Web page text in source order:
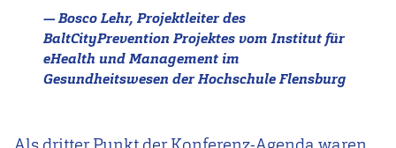
Bosco Lehr, Projektleiter des
BaltCityPrevention Projektes vom Institut für
eHealth und Management im
Gesundheitswesen der Hochschule Flensburg